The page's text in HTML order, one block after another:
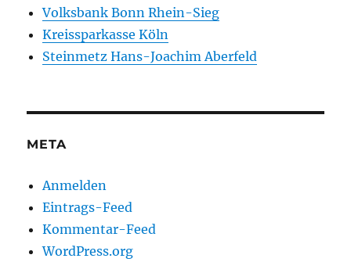
Volksbank Bonn Rhein-Sieg
Kreissparkasse Köln
Steinmetz Hans-Joachim Aberfeld
META
Anmelden
Eintrags-Feed
Kommentar-Feed
WordPress.org